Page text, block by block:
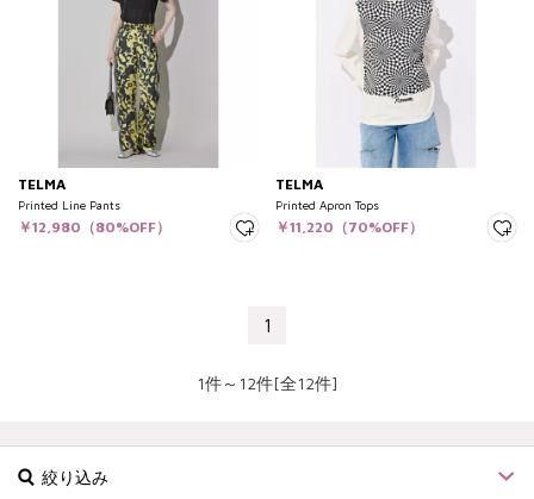
TELMA
Printed Line Pants
￥12,980（80%OFF）
TELMA
Printed Apron Tops
￥11,220（70%OFF）
1
1件～12件[全12件]
絞り込み